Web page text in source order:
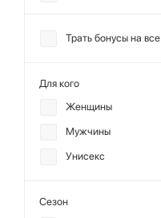
SODAMODA
Трать бонусы на все
Для кого
Женщины
Мужчины
Унисекс
Сезон